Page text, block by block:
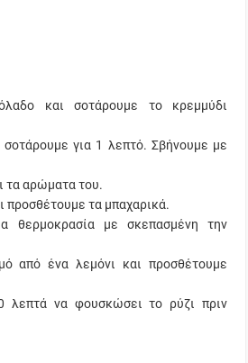
και σοτάρουμε το κρεμμύδι
για 1 λεπτό. Σβήνουμε με
τα αρώματα του.
προσθέτουμε τα μπαχαρικά.
θερμοκρασία με σκεπασμένη την
από ένα λεμόνι και προσθέτουμε
λεπτά να φουσκώσει το ρύζι πριν